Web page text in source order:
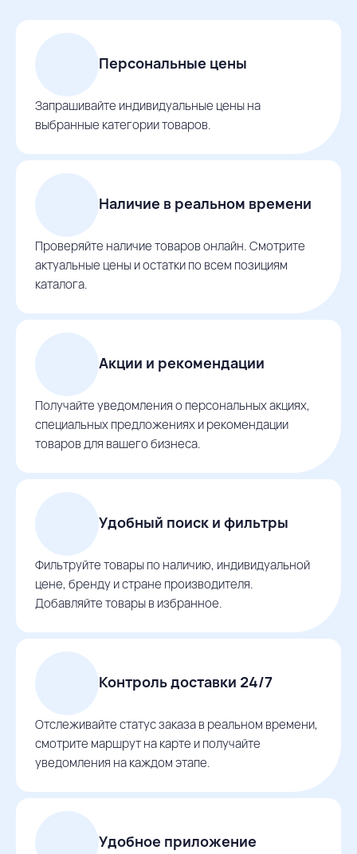
Персональные цены
Запрашивайте индивидуальные цены на
выбранные категории товаров.
Наличие в реальном времени
Проверяйте наличие товаров онлайн. Смотрите
актуальные цены и остатки по всем позициям
каталога.
Акции и рекомендации
Получайте уведомления о персональных акциях,
специальных предложениях и рекомендации
товаров для вашего бизнеса.
Удобный поиск и фильтры
Фильтруйте товары по наличию, индивидуальной
цене, бренду и стране производителя.
Добавляйте товары в избранное.
Контроль доставки 24/7
Отслеживайте статус заказа в реальном времени,
смотрите маршрут на карте и получайте
уведомления на каждом этапе.
Удобное приложение